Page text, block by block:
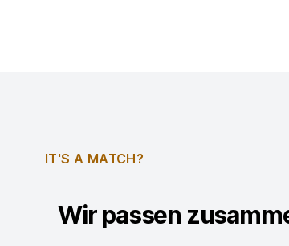
IT'S A MATCH?
Wir passen